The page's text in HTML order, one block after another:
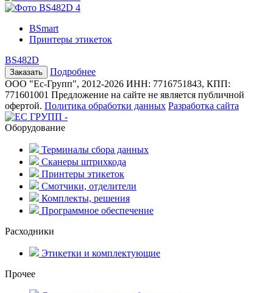
BSmart
Принтеры этикеток
ВS482D
Подробнее
ООО "Ес-Групп", 2012-2026 ИНН: 7716751843, КПП:
771601001 Предложение на сайте не является публичной
офертой. Политика обработки данных Разработка сайта
Оборудование
Терминалы сбора данных
Сканеры штрихкода
Принтеры этикеток
Смотчики, отделители
Комплекты, решения
Программное обеспечение
Расходники
Этикетки и комплектующие
Прочее